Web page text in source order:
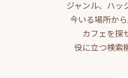
ジャンル、ハッ
今いる場所か
カフェを探
役に立つ検索